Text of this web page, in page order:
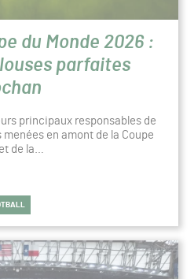
du Monde 2026 :
parfaites
principaux responsables de
menées en amont de la Coupe
de la…